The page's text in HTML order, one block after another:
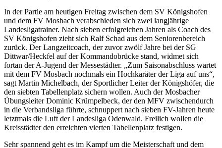
In der Partie am heutigen Freitag zwischen dem SV Königshofen
und dem FV Mosbach verabschieden sich zwei langjährige
Landesligatrainer. Nach sieben erfolgreichen Jahren als Coach des
SV Königshofen zieht sich Ralf Schad aus dem Seniorenbereich
zurück. Der Langzeitcoach, der zuvor zwölf Jahre bei der SG
Dittwar/Heckfel auf der Kommandobrücke stand, widmet sich
fortan der A-Jugend der Messestädter. „Zum Saisonabschluss wartet
mit dem FV Mosbach nochmals ein Hochkaräter der Liga auf uns“,
sagt Martin Michelbach, der Sportlicher Leiter der Königshöfer, die
den siebten Tabellenplatz sichern wollen. Auch der Mosbacher
Übungsleiter Dominic Krümpelbeck, der den MFV zwischendurch
in die Verbandsliga führte, schnuppert nach sieben FV-Jahren heute
letztmals die Luft der Landesliga Odenwald. Freilich wollen die
Kreisstädter den erreichten vierten Tabellenplatz festigen.
Sehr spannend geht es im Kampf um die Meisterschaft und dem